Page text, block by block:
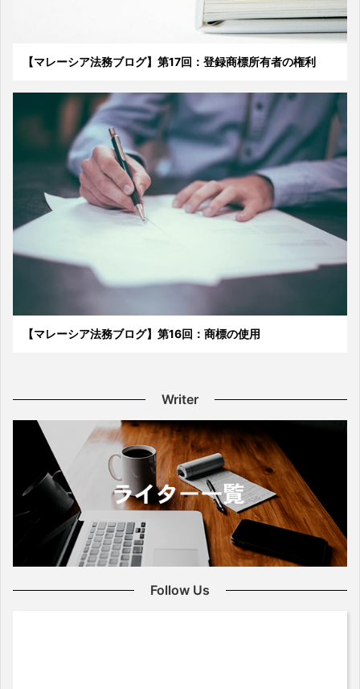
【マレーシア法務ブログ】第17回：登録商標所有者の権利
【マレーシア法務ブログ】第16回：商標の使用
Writer
Follow Us